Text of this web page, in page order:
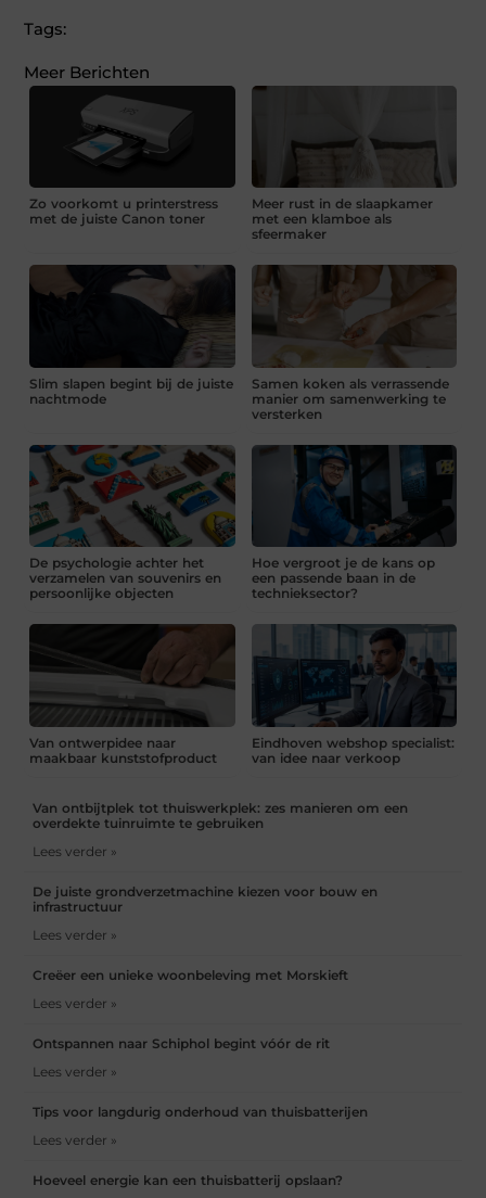
Tags:
Meer Berichten
Zo voorkomt u printerstress
met de juiste Canon toner
Meer rust in de slaapkamer
met een klamboe als
sfeermaker
Slim slapen begint bij de juiste
nachtmode
Samen koken als verrassende
manier om samenwerking te
versterken
De psychologie achter het
verzamelen van souvenirs en
persoonlijke objecten
Hoe vergroot je de kans op
een passende baan in de
technieksector?
Van ontwerpidee naar
maakbaar kunststofproduct
Eindhoven webshop specialist:
van idee naar verkoop
Van ontbijtplek tot thuiswerkplek: zes manieren om een
overdekte tuinruimte te gebruiken
Lees verder »
De juiste grondverzetmachine kiezen voor bouw en
infrastructuur
Lees verder »
Creëer een unieke woonbeleving met Morskieft
Lees verder »
Ontspannen naar Schiphol begint vóór de rit
Lees verder »
Tips voor langdurig onderhoud van thuisbatterijen
Lees verder »
Hoeveel energie kan een thuisbatterij opslaan?